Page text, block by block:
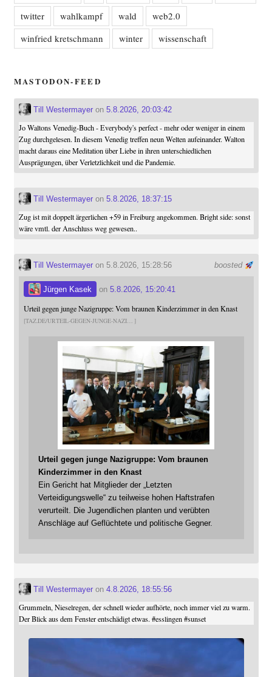
twitter
wahlkampf wald
web2.0
winfried kretschmann
winter wissenschaft
MASTODON-FEED
Till Westermayeron 5.8.2026, 20:03:42
Jo Waltons Venedig-Buch - Everybody's perfect - mehr oder weniger in einem
Zug durchgelesen. In diesem Venedig treffen neun Welten aufeinander. Walton
macht daraus eine Meditation über Liebe in ihren unterschiedlichen
Ausprägungen, über Verletzlichkeit und die Pandemie.
Till Westermayeron 5.8.2026, 18:37:15
Zug ist mit doppelt ärgerlichen +59 in Freiburg angekommen. Bright side: sonst
wäre vmtl. der Anschluss weg gewesen..
boosted
Till Westermayeron 5.8.2026, 15:28:56
Jürgen Kasek on 5.8.2026, 15:20:41
Urteil gegen junge Nazigruppe: Vom braunen Kinderzimmer in den Knast
TAZ.DE/URTEIL-GEGEN-JUNGE-NAZI
Urteil gegen junge Nazigruppe: Vom braunen
Kinderzimmer in den Knast
Ein Gericht hat Mitglieder der „Letzten
Verteidigungswelle“ zu teilweise hohen Haftstrafen
verurteilt. Die Jugendlichen planten und verübten
Anschläge auf Geflüchtete und politische Gegner.
Till Westermayeron 4.8.2026, 18:55:56
Grummeln, Nieselregen, der schnell wieder aufhörte, noch immer viel zu warm.
Der Blick aus dem Fenster entschädigt etwas. #esslingen #sunset